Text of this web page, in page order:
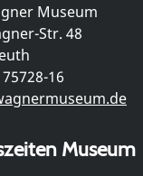
Museum
Str. 48
16
Museum